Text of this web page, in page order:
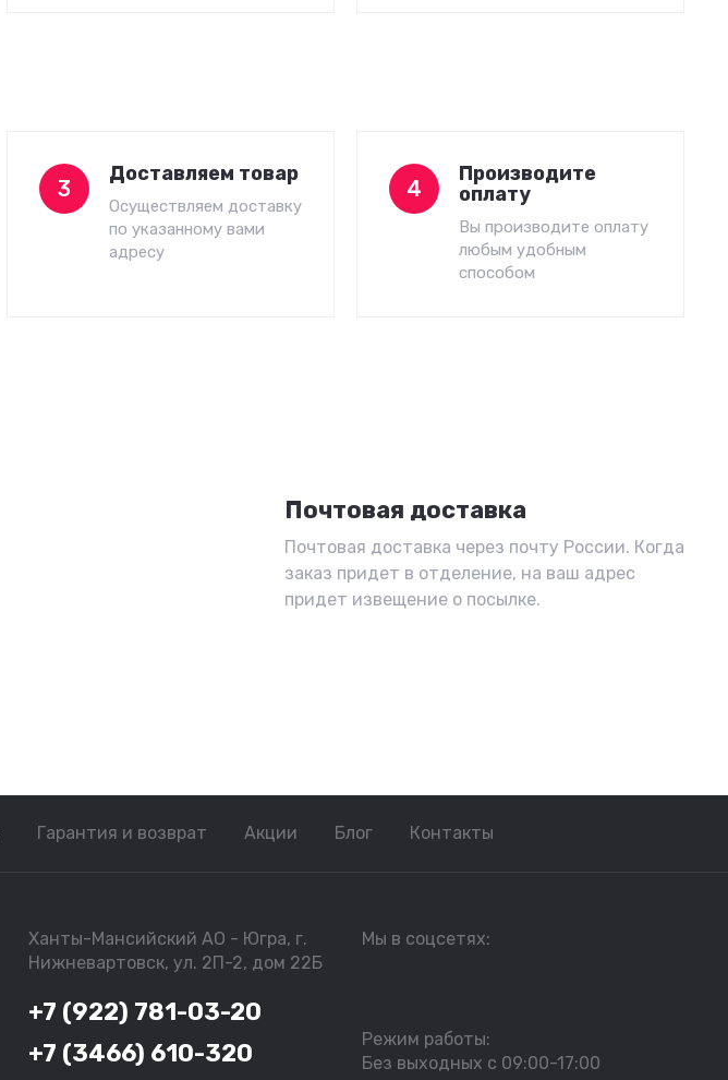
3
Доставляем товар
Осуществляем доставку
по указанному вами
адресу
4
Производите
оплату
Вы производите оплату
любым удобным
способом
Почтовая доставка
Почтовая доставка через почту России. Когда
заказ придет в отделение, на ваш адрес
придет извещение о посылке.
Гарантия и возврат Акции Блог Контакты
Ханты-Мансийский АО - Югра, г.
Нижневартовск, ул. 2П-2, дом 22Б
+7 (922) 781-03-20
+7 (3466) 610-320
Мы в соцсетях:
Режим работы:
Без выходных с 09:00-17:00